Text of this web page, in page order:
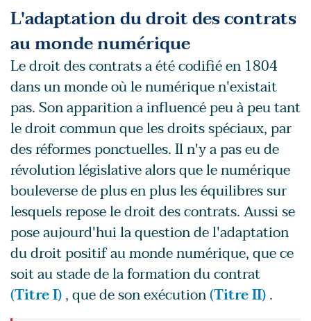
L'adaptation du droit des contrats
au monde numérique
Le droit des contrats a été codifié en 1804
dans un monde où le numérique n'existait
pas. Son apparition a influencé peu à peu tant
le droit commun que les droits spéciaux, par
des réformes ponctuelles. Il n'y a pas eu de
révolution législative alors que le numérique
bouleverse de plus en plus les équilibres sur
lesquels repose le droit des contrats. Aussi se
pose aujourd'hui la question de l'adaptation
du droit positif au monde numérique, que ce
soit au stade de la formation du contrat
(Titre I), que de son exécution(Titre II).